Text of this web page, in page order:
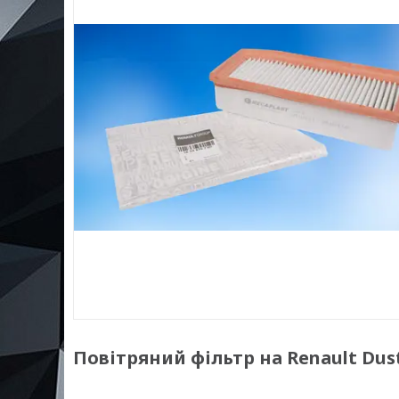
Повітряний фільтр на Renault